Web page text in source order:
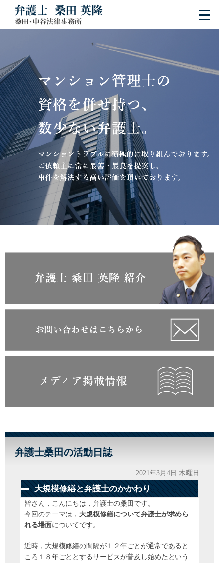
弁護士桑田の活動日誌
2021年3月4日 木曜日
大規模修繕と弁護士のかかわり
皆さん，こんにちは，弁護士の桑田です。
今回のテーマは， 大規模修繕について弁護士が求めら
れる場面についてです。
近時，大規模修繕の間隔が１２年ごとが通常であると
ころ１８年ごととするサービスが普及し始めたという